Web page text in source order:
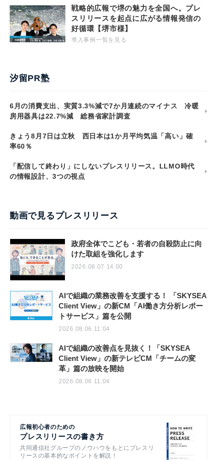
戦略的広報で堺の魅力を全国へ。プレ
スリリースを起点に広がる情報発信の
好循環【堺市様】
導入事例一覧を見る
汐留PR塾
6月の消費支出、実質3.3%減で7か月連続のマイナス 冷暖
房用器具は22.7%減 総務省家計調査
きょう8月7日は立秋 西日本は1か月平均気温「高い」確
率60％
「配信して終わり」にしないプレスリリース。LLMO時代
の情報設計、3つの視点
動画で見るプレスリリース
政府全体でこども・若者の自殺防止に向
けた取組を強化します
2026.08.07 14:00
AIで組織の業務改善を支援する！ 「SKYSEA
Client View」の新CM「AI働き方分析レポー
トサービス」篇を公開
2026.08.06 11:04
AIで組織の改善点を見抜く！「SKYSEA
Client View」の新テレビCM「チームの変
革」篇の放映を開始
2026.08.06 11:04
広報初心者のための
プレスリリースの書き方
共同通信社グループのノウハウをもとにプレスリ
リースの基本的なポイントを解説！